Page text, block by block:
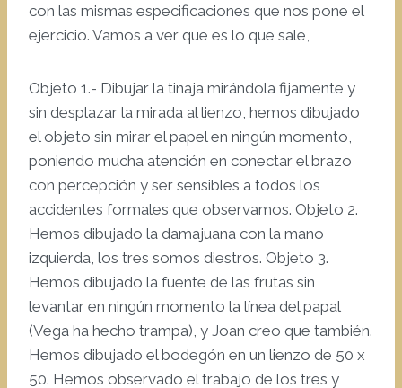
con las mismas especificaciones que nos pone el
ejercicio. Vamos a ver que es lo que sale,
Objeto 1.- Dibujar la tinaja mirándola fijamente y
sin desplazar la mirada al lienzo, hemos dibujado
el objeto sin mirar el papel en ningún momento,
poniendo mucha atención en conectar el brazo
con percepción y ser sensibles a todos los
accidentes formales que observamos. Objeto 2.
Hemos dibujado la damajuana con la mano
izquierda, los tres somos diestros. Objeto 3.
Hemos dibujado la fuente de las frutas sin
levantar en ningún momento la línea del papal
(Vega ha hecho trampa), y Joan creo que también.
Hemos dibujado el bodegón en un lienzo de 50 x
50. Hemos observado el trabajo de los tres y